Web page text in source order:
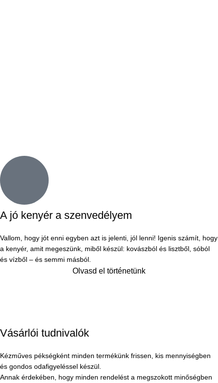
A jó kenyér a szenvedélyem
Vallom, hogy jót enni egyben azt is jelenti, jól lenni! Igenis számít, hogy
a kenyér, amit megeszünk, miből készül: kovászból és lisztből, sóból
és vízből – és semmi másból.
Olvasd el történetünk
Vásárlói tudnivalók
Kézműves pékségként minden termékünk frissen, kis mennyiségben
és gondos odafigyeléssel készül.
Annak érdekében, hogy minden rendelést a megszokott minőségben